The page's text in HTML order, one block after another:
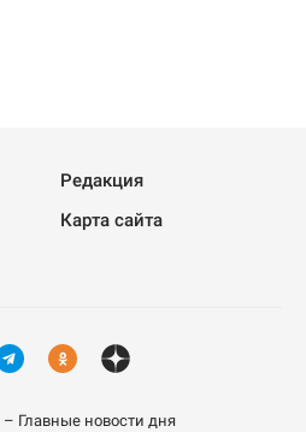
Редакция
Карта сайта
– Главные новости дня